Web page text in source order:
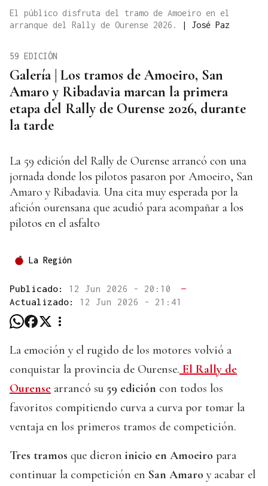
El público disfruta del tramo de Amoeiro en el
arranque del Rally de Ourense 2026.
| José Paz
Galería | Los tramos de Amoeiro, San
Amaro y Ribadavia marcan la primera
etapa del Rally de Ourense 2026, durante
la tarde
59 EDICIÓN
La 59 edición del Rally de Ourense arrancó con una
jornada donde los pilotos pasaron por Amoeiro, San
Amaro y Ribadavia. Una cita muy esperada por la
afición ourensana que acudió para acompañar a los
pilotos en el asfalto
La Región
Publicado: 12 Jun 2026 - 20:10
—
Actualizado: 12 Jun 2026 - 21:41
La emoción y el rugido de los motores volvió a
conquistar la provincia de Ourense. El Rally de
Ourense arrancó su 59 edición con todos los
favoritos compitiendo curva a curva por tomar la
ventaja en los primeros tramos de competición.
Tres tramos que dieron inicio en Amoeiro para
continuar la competición en San Amaro y acabar el